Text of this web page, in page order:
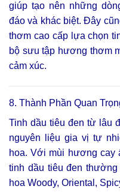
giúp tạo nên những
đáo và khác biệt. Đây
thơm cao cấp lựa chọn
bộ sưu tập hương thơm
cảm xúc.
8. Thành Phần Quan
Tinh dầu tiêu đen từ lâu
nguyên liệu gia vị tự
hoa. Với mùi hương cay
tinh dầu tiêu đen
hoa Woody, Oriental,